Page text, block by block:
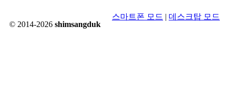
© 2014-2026 shimsangduk
스마트폰 모드 | 데스크탑 모드